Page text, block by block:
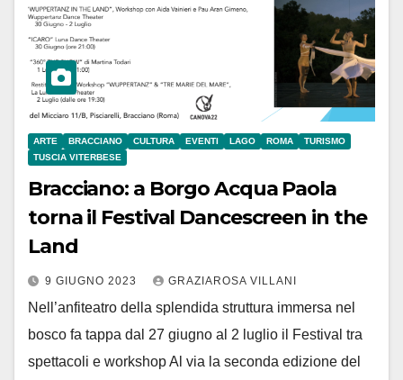
ARTE BRACCIANO CULTURA EVENTI LAGO ROMA
TURISMO
TUSCIA VITERBESE
Bracciano: a Borgo Acqua Paola
torna il Festival Dancescreen in the
Land
9 GIUGNO 2023 GRAZIAROSA VILLANI
Nell’anfiteatro della splendida struttura immersa nel
bosco fa tappa dal 27 giugno al 2 luglio il Festival tra
spettacoli e workshop Al via la seconda edizione del